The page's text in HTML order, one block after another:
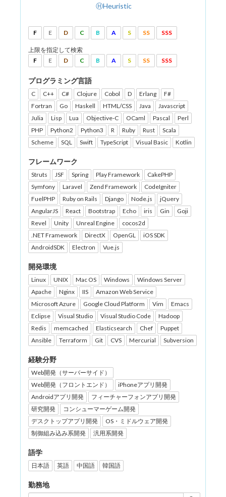
ⒽHeuristic
F E D C B A S SS SSS
上限を指定して検索
F
E D C B A S SS SSS
プログラミング言語
C C++ C# Clojure Cobol D Erlang
F#
Fortran
Go Haskell HTML/CSS Java
Javascript
Julia
Lisp Lua Objective-C OCaml Pascal
Perl
PHP
Python2 Python3 R Ruby Rust
Scala
Scheme
SQL Swift TypeScript Visual Basic Kotlin
フレームワーク
Struts JSF Spring Play Framework
CakePHP
Symfony
Laravel Zend Framework
CodeIgniter
FuelPHP
Ruby on Rails Django Node.js
jQuery
AngularJS
React Bootstrap Echo iris Gin
Goji
Revel
Unity Unreal Engine
cocos2d
.NET Framework
DirectX OpenGL
iOS SDK
AndroidSDK
Electron Vue.js
開発環境
Linux UNIX Mac OS Windows
Windows Server
Apache
Nginx IIS
Amazon Web Service
Microsoft Azure
Google Cloud Platform Vim
Emacs
Eclipse
Visual Studio Visual Studio Code
Hadoop
Redis
memcached Elasticsearch Chef
Puppet
Ansible
Terraform Git CVS Mercurial Subversion
経験分野
Web開発（サーバーサイド）
Web開発（フロントエンド）
iPhoneアプリ開発
Androidアプリ開発
フィーチャーフォンアプリ開発
研究開発
コンシューマーゲーム開発
デスクトップアプリ開発
OS・ミドルウェア開発
制御組み込み系開発
汎用系開発
語学
日本語 英語 中国語 韓国語
勤務地